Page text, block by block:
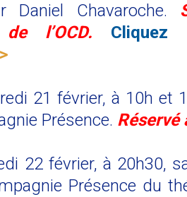
Daniel Chavaroche.
l’OCD.
21 février, à 10h et
Présence. Réservé
22 février, à 20h30,
Présence du